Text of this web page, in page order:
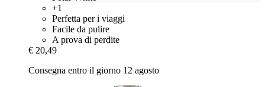
+1
Perfetta per i viaggi
Facile da pulire
A prova di perdite
€ 20,49
Consegna entro il giorno 12 agosto